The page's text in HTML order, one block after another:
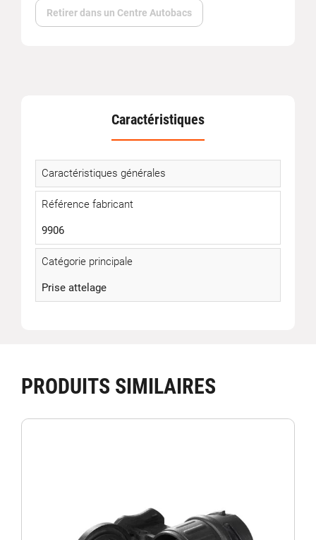
Retirer dans un Centre Autobacs
Caractéristiques
Caractéristiques générales
Référence fabricant
9906
Catégorie principale
Prise attelage
PRODUITS SIMILAIRES